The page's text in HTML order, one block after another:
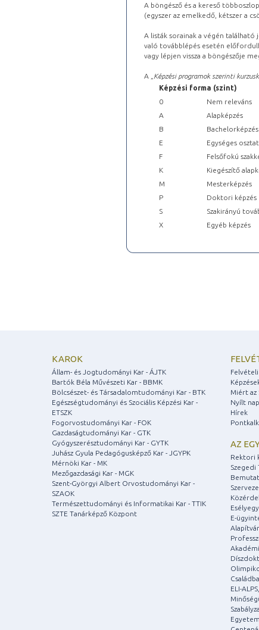
A böngésző és a kereső
(egyszer az emelkedő, kétszer a
A listák sorainak a végén
való továbblépés esetén
vagy lépjen vissza a böngészője
A „ Képzési programok szerinti
Képzési forma (szint)
0
Nem releváns
A
Alapképzés
B
Bachelorképzés
E
Egységes
F
Felsőfokú
K
Kiegészítő
M
Mesterképzés
P
Doktori képzés
S
Szakirányú
X
Egyéb képzés
KAROK
Állam- és Jogtudományi Kar - ÁJTK
Bartók Béla Művészeti Kar - BBMK
Bölcsészet- és Társadalomtudományi Kar - BTK
Egészségtudományi és Szociális Képzési Kar -
ETSZK
Fogorvostudományi Kar - FOK
Gazdaságtudományi Kar - GTK
Gyógyszerésztudományi Kar - GYTK
Juhász Gyula Pedagógusképző Kar - JGYPK
Mérnöki Kar - MK
Mezőgazdasági Kar - MGK
Szent-Györgyi Albert Orvostudományi Kar -
SZAOK
Természettudományi és Informatikai Kar - TTIK
SZTE Tanárképző Központ
Miért az
Nyílt
Hírek
AZ
Rektori
E-
ELI-